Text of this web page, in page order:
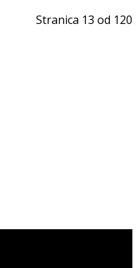
Stranica 13 od 120